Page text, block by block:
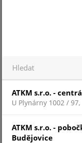
ATKM s.r.o. -
U Plynárny 1002 /
ATKM s.r.o. -
Budějovice